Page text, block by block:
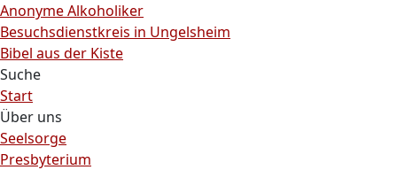
Anonyme Alkoholiker
Besuchsdienstkreis in Ungelsheim
Bibel aus der Kiste
Suche
Start
Über uns
Seelsorge
Presbyterium